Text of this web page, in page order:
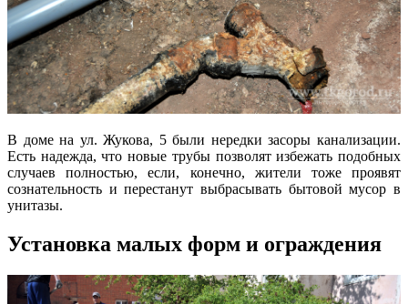
В доме на ул. Жукова, 5 были нередки засоры канализации.
Есть надежда, что новые трубы позволят избежать подобных
случаев полностью, если, конечно, жители тоже проявят
сознательность и перестанут выбрасывать бытовой мусор в
унитазы.
Установка малых форм и ограждения